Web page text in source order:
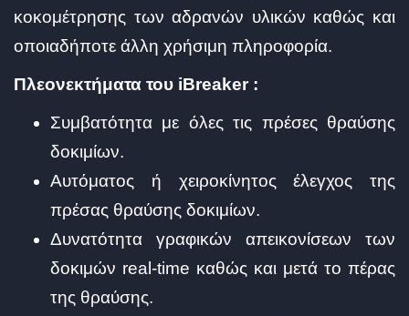
κοκομέτρησης των αδρανών υλικών καθώς και
οποιαδήποτε άλλη χρήσιμη πληροφορία.
Πλεονεκτήματα του iBreaker :
Συμβατότητα με όλες τις πρέσες θραύσης
δοκιμίων.
Αυτόματος ή χειροκίνητος έλεγχος της
πρέσας θραύσης δοκιμίων.
Δυνατότητα γραφικών απεικονίσεων των
δοκιμών real-time καθώς και μετά το πέρας
της θραύσης.